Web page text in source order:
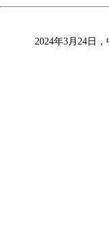
2024年3月24日